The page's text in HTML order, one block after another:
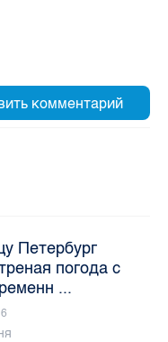
Петербург
погода с
...